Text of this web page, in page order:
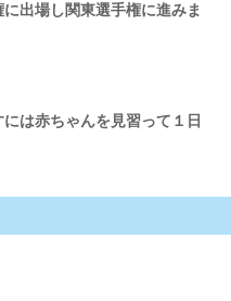
出場し関東選手権に進みま
は赤ちゃんを見習って１日